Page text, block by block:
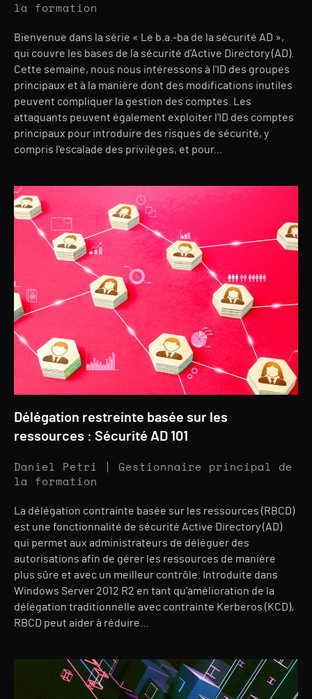
la formation
Bienvenue dans la série « Le b.a.-ba de la sécurité AD »,
qui couvre les bases de la sécurité d'Active Directory (AD).
Cette semaine, nous nous intéressons à l'ID des groupes
principaux et à la manière dont des modifications inutiles
peuvent compliquer la gestion des comptes. Les
attaquants peuvent également exploiter l'ID des comptes
principaux pour introduire des risques de sécurité, y
compris l'escalade des privilèges, et pour...
Délégation restreinte basée sur les
ressources : Sécurité AD 101
Daniel Petri | Gestionnaire principal de
la formation
La délégation contrainte basée sur les ressources (RBCD)
est une fonctionnalité de sécurité Active Directory (AD)
qui permet aux administrateurs de déléguer des
autorisations afin de gérer les ressources de manière
plus sûre et avec un meilleur contrôle. Introduite dans
Windows Server 2012 R2 en tant qu'amélioration de la
délégation traditionnelle avec contrainte Kerberos (KCD),
RBCD peut aider à réduire...